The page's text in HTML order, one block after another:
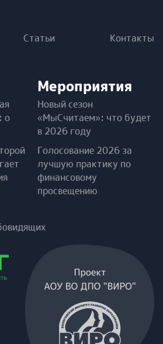
Статьи Контакты
о
Мероприятия
Новый сезон
«МыСчитаем»: что будет
в 2026 году
Голосование 2026 за
лучшую практику по
финансовому
просвещению